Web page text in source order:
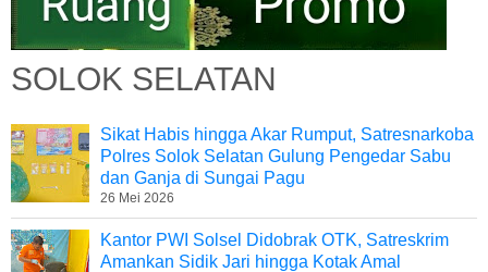
SOLOK SELATAN
Sikat Habis hingga Akar Rumput, Satresnarkoba
Polres Solok Selatan Gulung Pengedar Sabu
dan Ganja di Sungai Pagu
26 Mei 2026
Kantor PWI Solsel Didobrak OTK, Satreskrim
Amankan Sidik Jari hingga Kotak Amal